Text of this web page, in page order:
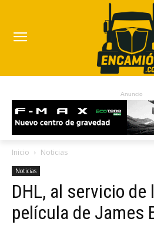
Anuncio
Inicio Noticias
Noticias
DHL, al servicio de
película de James